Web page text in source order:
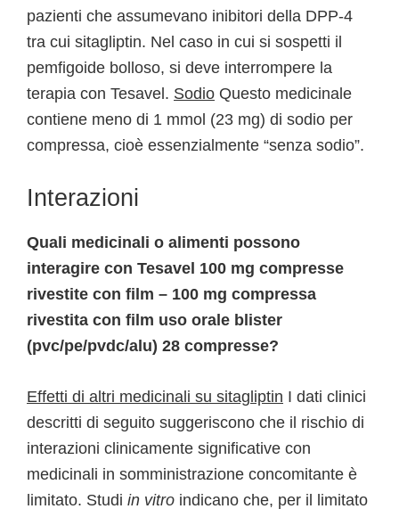
pazienti che assumevano inibitori della DPP-4
tra cui sitagliptin. Nel caso in cui si sospetti il
pemfigoide bolloso, si deve interrompere la
terapia con Tesavel. Sodio Questo medicinale
contiene meno di 1 mmol (23 mg) di sodio per
compressa, cioè essenzialmente “senza sodio”.
Interazioni
Quali medicinali o alimenti possono
interagire con Tesavel 100 mg compresse
rivestite con film – 100 mg compressa
rivestita con film uso orale blister
(pvc/pe/pvdc/alu) 28 compresse?
Effetti di altri medicinali su sitagliptin I dati clinici
descritti di seguito suggeriscono che il rischio di
interazioni clinicamente significative con
medicinali in somministrazione concomitante è
limitato. Studi in vitro indicano che, per il limitato